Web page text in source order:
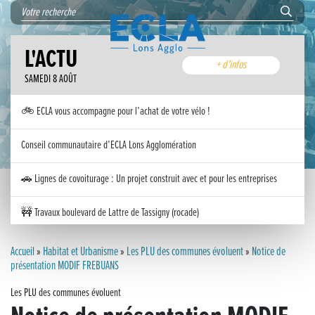
L'ACTU
SAMEDI 8 AOÛT
+ d'infos
🚲 ECLA vous accompagne pour l’achat de votre vélo !
Conseil communautaire d’ECLA Lons Agglomération
🚗 Lignes de covoiturage : Un projet construit avec et pour les entreprises
🚧 Travaux boulevard de Lattre de Tassigny (rocade)
Inauguration nouvelle station d’épuration (STEP) de Trenal
Accueil» Habitat et Urbanisme» Les PLU des communes évoluent» Notice de
présentation MODIF FREBUANS
Les PLU des communes évoluent